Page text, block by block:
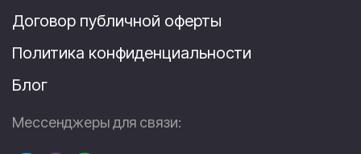
Договор публичной оферты
Политика конфиденциальности
Блог
Мессенджеры для связи: